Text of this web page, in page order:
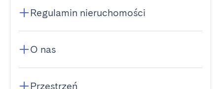
Regulamin nieruchomości
O nas
Przestrzeń